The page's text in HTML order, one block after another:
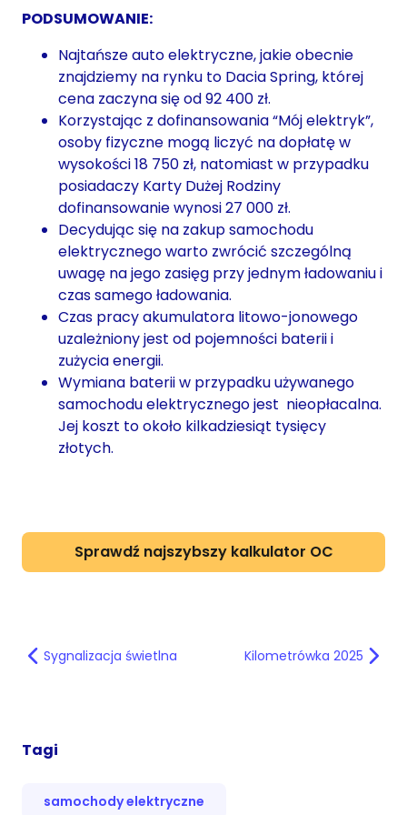
PODSUMOWANIE:
Najtańsze auto elektryczne, jakie obecnie
znajdziemy na rynku to Dacia Spring, której
cena zaczyna się od 92 400 zł.
Korzystając z dofinansowania “Mój elektryk”,
osoby fizyczne mogą liczyć na dopłatę w
wysokości 18 750 zł, natomiast w przypadku
posiadaczy Karty Dużej Rodziny
dofinansowanie wynosi 27 000 zł.
Decydując się na zakup samochodu
elektrycznego warto zwrócić szczególną
uwagę na jego zasięg przy jednym ładowaniu i
czas samego ładowania.
Czas pracy akumulatora litowo-jonowego
uzależniony jest od pojemności baterii i
zużycia energii.
Wymiana baterii w przypadku używanego
samochodu elektrycznego jest nieopłacalna.
Jej koszt to około kilkadziesiąt tysięcy
złotych.
Sprawdź najszybszy kalkulator OC
Sygnalizacja świetlna Kilometrówka 2025
Tagi
samochody elektryczne